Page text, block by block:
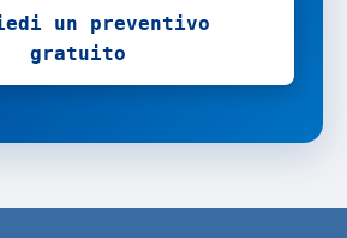
un preventivo
gratuito